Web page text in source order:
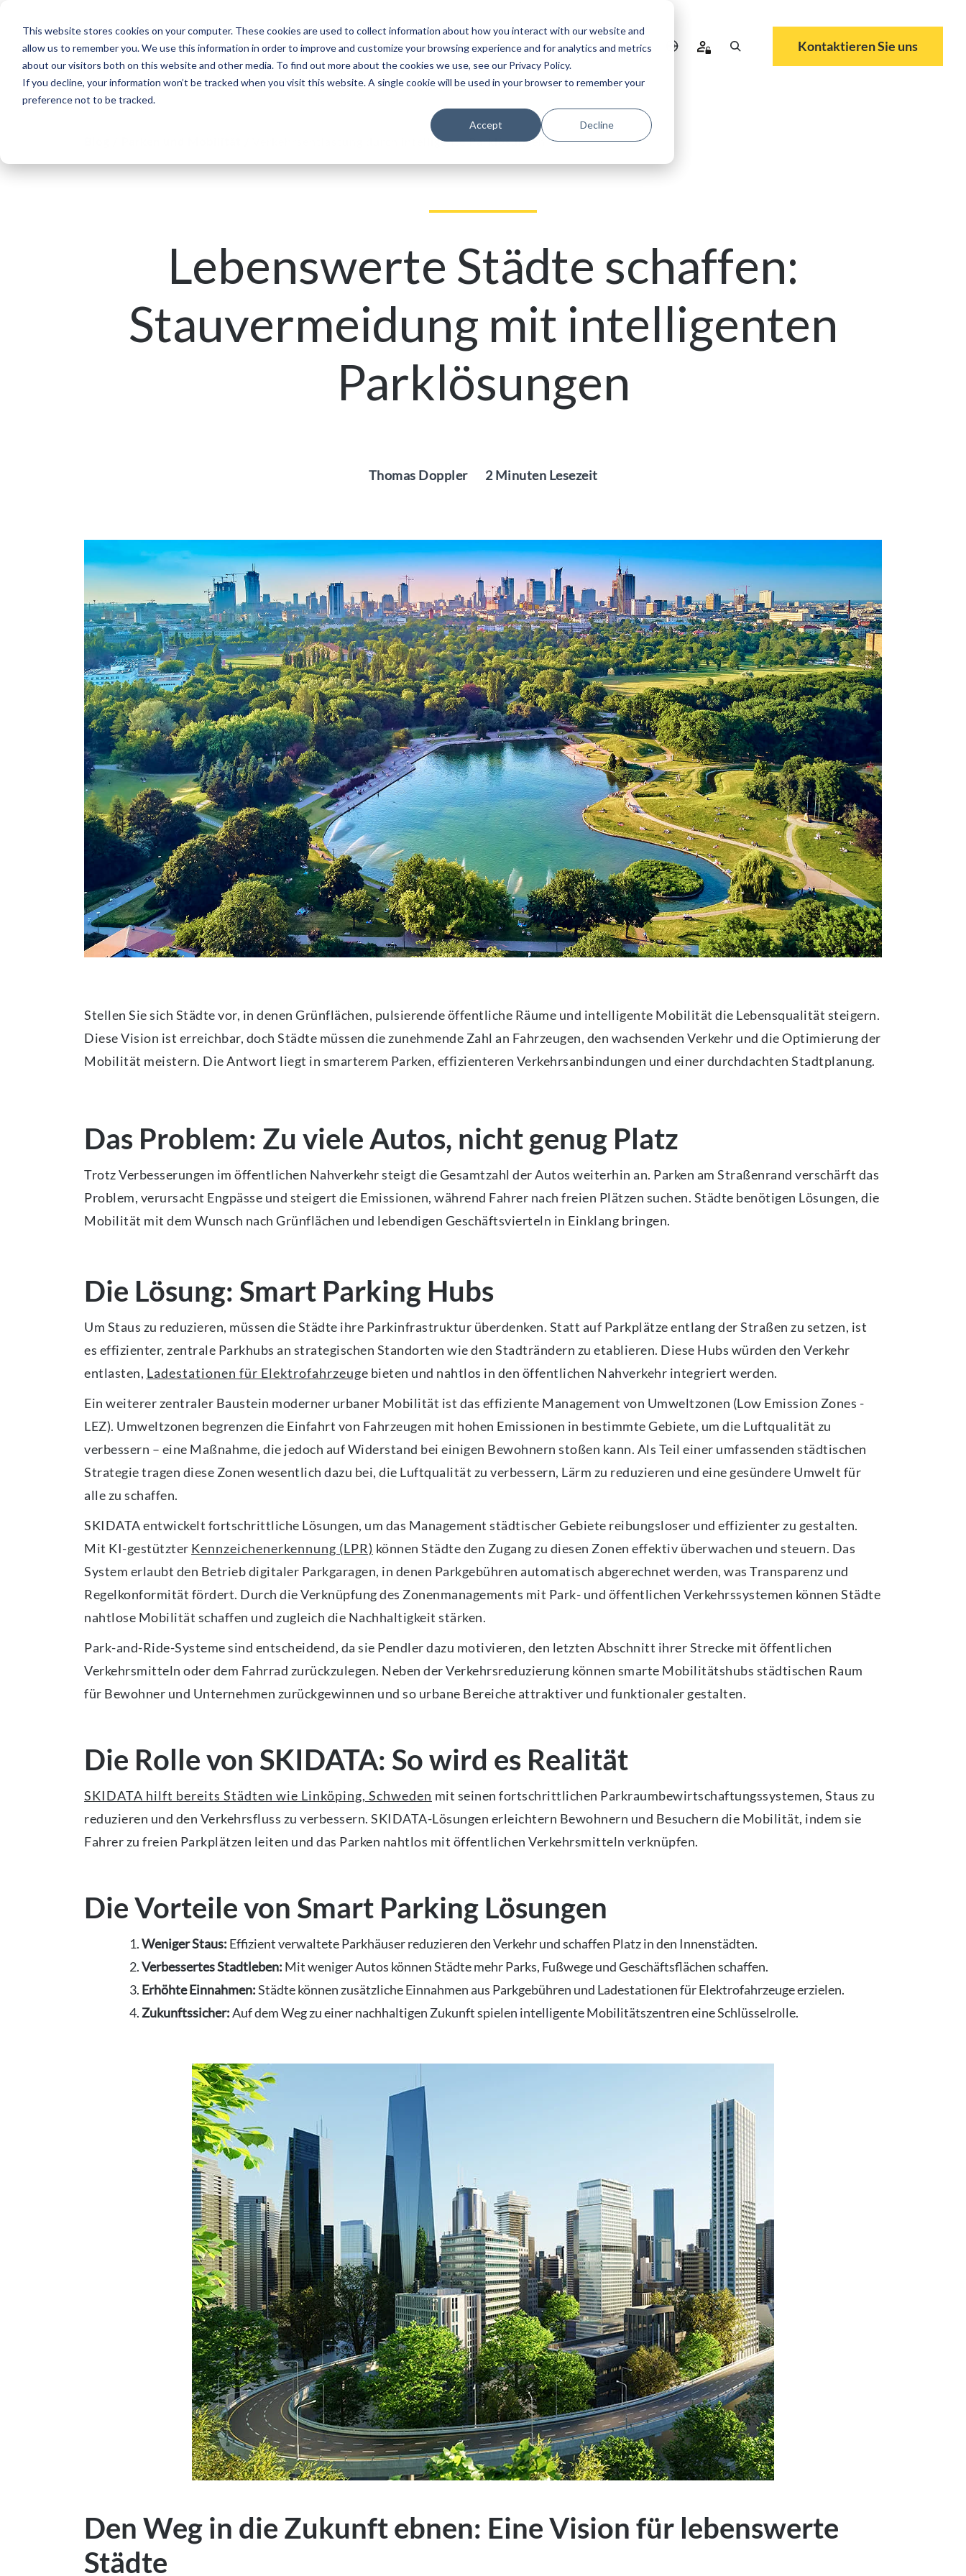
This website stores cookies on your computer. These cookies are used to collect information about how you interact with our website and
allow us to remember you. We use this information in order to improve and customize your browsing experience and for analytics and metrics
about our visitors both on this website and other media. To find out more about the cookies we use, see our Privacy Policy.
If you decline, your information won’t be tracked when you visit this website. A single cookie will be used in your browser to remember your
preference not to be tracked.
Accept Decline
Segmente Lösungen Referenzen Service Partner Über Karriere Kontaktieren Sie uns
Verkehrsentlastung durch intelligente Parklösungen
Lebenswerte Städte schaffen:
Stauvermeidung mit intelligenten
Parklösungen
Thomas Doppler 2 Minuten Lesezeit
Stellen Sie sich Städte vor, in denen Grünflächen, pulsierende öffentliche Räume und intelligente Mobilität die Lebensqualität steigern.
Diese Vision ist erreichbar, doch Städte müssen die zunehmende Zahl an Fahrzeugen, den wachsenden Verkehr und die Optimierung der
Mobilität meistern. Die Antwort liegt in smarterem Parken, effizienteren Verkehrsanbindungen und einer durchdachten Stadtplanung.
Das Problem: Zu viele Autos, nicht genug Platz
Trotz Verbesserungen im öffentlichen Nahverkehr steigt die Gesamtzahl der Autos weiterhin an. Parken am Straßenrand verschärft das
Problem, verursacht Engpässe und steigert die Emissionen, während Fahrer nach freien Plätzen suchen. Städte benötigen Lösungen, die
Mobilität mit dem Wunsch nach Grünflächen und lebendigen Geschäftsvierteln in Einklang bringen.
Die Lösung: Smart Parking Hubs
Um Staus zu reduzieren, müssen die Städte ihre Parkinfrastruktur überdenken. Statt auf Parkplätze entlang der Straßen zu setzen, ist
es effizienter, zentrale Parkhubs an strategischen Standorten wie den Stadträndern zu etablieren. Diese Hubs würden den Verkehr
entlasten, Ladestationen für Elektrofahrzeuge bieten und nahtlos in den öffentlichen Nahverkehr integriert werden.
Ein weiterer zentraler Baustein moderner urbaner Mobilität ist das effiziente Management von Umweltzonen (Low Emission Zones -
LEZ). Umweltzonen begrenzen die Einfahrt von Fahrzeugen mit hohen Emissionen in bestimmte Gebiete, um die Luftqualität zu
verbessern – eine Maßnahme, die jedoch auf Widerstand bei einigen Bewohnern stoßen kann. Als Teil einer umfassenden städtischen
Strategie tragen diese Zonen wesentlich dazu bei, die Luftqualität zu verbessern, Lärm zu reduzieren und eine gesündere Umwelt für
alle zu schaffen.
SKIDATA entwickelt fortschrittliche Lösungen, um das Management städtischer Gebiete reibungsloser und effizienter zu gestalten.
Mit KI-gestützter Kennzeichenerkennung (LPR) können Städte den Zugang zu diesen Zonen effektiv überwachen und steuern. Das
System erlaubt den Betrieb digitaler Parkgaragen, in denen Parkgebühren automatisch abgerechnet werden, was Transparenz und
Regelkonformität fördert. Durch die Verknüpfung des Zonenmanagements mit Park- und öffentlichen Verkehrssystemen können Städte
nahtlose Mobilität schaffen und zugleich die Nachhaltigkeit stärken.
Park-and-Ride-Systeme sind entscheidend, da sie Pendler dazu motivieren, den letzten Abschnitt ihrer Strecke mit öffentlichen
Verkehrsmitteln oder dem Fahrrad zurückzulegen. Neben der Verkehrsreduzierung können smarte Mobilitätshubs städtischen Raum
für Bewohner und Unternehmen zurückgewinnen und so urbane Bereiche attraktiver und funktionaler gestalten.
Die Rolle von SKIDATA: So wird es Realität
SKIDATA hilft bereits Städten wie Linköping, Schweden mit seinen fortschrittlichen Parkraumbewirtschaftungssystemen, Staus zu
reduzieren und den Verkehrsfluss zu verbessern. SKIDATA-Lösungen erleichtern Bewohnern und Besuchern die Mobilität, indem sie
Fahrer zu freien Parkplätzen leiten und das Parken nahtlos mit öffentlichen Verkehrsmitteln verknüpfen.
Die Vorteile von Smart Parking Lösungen
Weniger Staus: Effizient verwaltete Parkhäuser reduzieren den Verkehr und schaffen Platz in den Innenstädten.
Verbessertes Stadtleben: Mit weniger Autos können Städte mehr Parks, Fußwege und Geschäftsflächen schaffen.
Erhöhte Einnahmen:Städte können zusätzliche Einnahmen aus Parkgebühren und Ladestationen für Elektrofahrzeuge erzielen.
Zukunftssicher:Auf dem Weg zu einer nachhaltigen Zukunft spielen intelligente Mobilitätszentren eine Schlüsselrolle.
Den Weg in die Zukunft ebnen: Eine Vision für lebenswerte
Städte